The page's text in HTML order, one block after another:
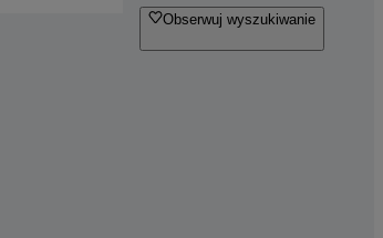
Obserwuj wyszukiwanie